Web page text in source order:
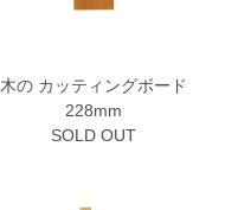
木の カッティングボード
228mm
SOLD OUT